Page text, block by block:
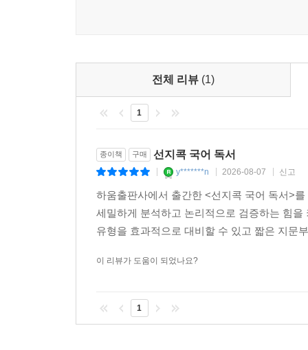
전체 리뷰 (1)
1
종이책 구매 선지콕 국어 독서
y*******n 2026-08-07 신고
하움출판사에서 출간한 <선지콕 국어 독서>
세밀하게 분석하고 논리적으로 검증하는 힘
유형을 효과적으로 대비할 수 있고 짧은 지문
이 리뷰가 도움이 되었나요?
1